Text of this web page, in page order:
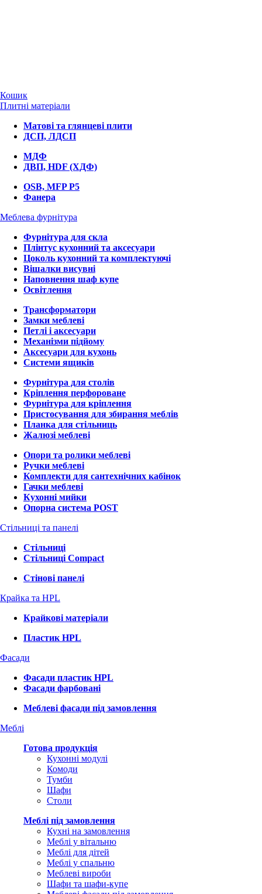
Кошик
Плитні матеріали
Матові та глянцеві плити
ДСП, ЛДСП
МДФ
ДВП, HDF (ХДФ)
OSB, MFP P5
Фанера
Меблева фурнітура
Фурнітура для скла
Плінтус кухонний та аксесуари
Цоколь кухонний та комплектуючі
Вішалки висувні
Наповнення шаф купе
Освітлення
Трансформатори
Замки меблеві
Петлі і аксесуари
Механізми підйому
Аксесуари для кухонь
Системи ящиків
Фурнітура для столів
Кріплення перфороване
Фурнітура для кріплення
Пристосування для збирання меблів
Планка для стільниць
Жалюзі меблеві
Опори та ролики меблеві
Ручки меблеві
Комплекти для сантехнічних кабінок
Гачки меблеві
Кухонні мийки
Опорна система POST
Стільниці та панелі
Стільниці
Стільниці Compact
Стінові панелі
Крайка та HPL
Крайкові матеріали
Пластик HPL
Фасади
Фасади пластик HPL
Фасади фарбовані
Меблеві фасади під замовлення
Меблі
Готова продукція
Кухонні модулі
Комоди
Тумби
Шафи
Столи
Меблі під замовлення
Кухні на замовлення
Меблі у вітальню
Меблі для дітей
Меблі у спальню
Меблеві вироби
Шафи та шафи-купе